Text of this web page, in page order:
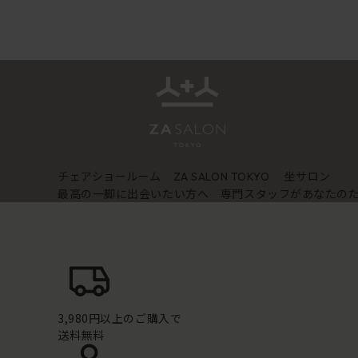
チェアショールーム ZA SALON TOKYO
坐サロン
最高の一脚に出会いたい方へ 専門スタッフがあなたの
3,980円以上のご購入で
送料無料